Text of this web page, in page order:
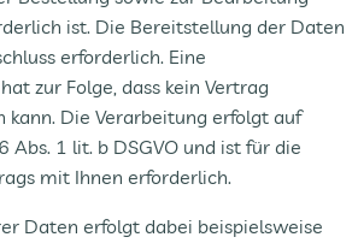
ist. Die Bereitstellung der Daten
erforderlich. Eine
zur Folge, dass kein Vertrag
kann. Die Verarbeitung erfolgt auf
Abs. 1 lit. b DSGVO und ist für die
mit Ihnen erforderlich.
Daten erfolgt dabei beispielsweise